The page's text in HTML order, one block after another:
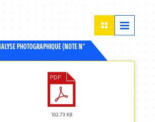
PHOTOGRAPHIQUE (NOTE N°
102.73 KB